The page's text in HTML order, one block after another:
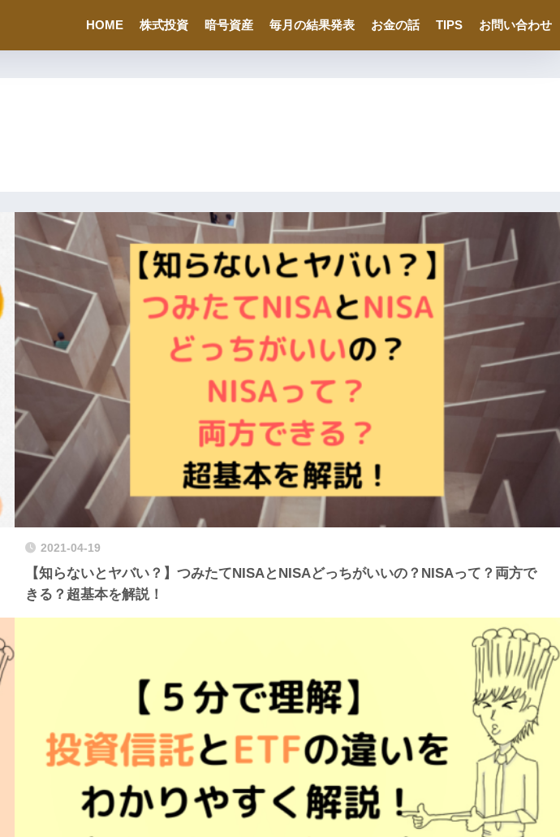
HOME 株式投資 暗号資産 毎月の結果発表 お金の話 TIPS お問い合わせ
2021-04-19
【知らないとヤバい？】つみたてNISAとNISAどっちがいいの？NISAって？両方で
きる？超基本を解説！